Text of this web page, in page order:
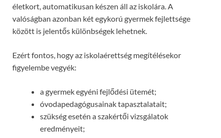
életkort, automatikusan készen áll az iskolára. A
valóságban azonban két egykorú gyermek fejlettsége
között is jelentős különbségek lehetnek.
Ezért fontos, hogy az iskolaérettség megítélésekor
figyelembe vegyék:
a gyermek egyéni fejlődési ütemét;
óvodapedagógusainak tapasztalatait;
szükség esetén a szakértői vizsgálatok
eredményeit;